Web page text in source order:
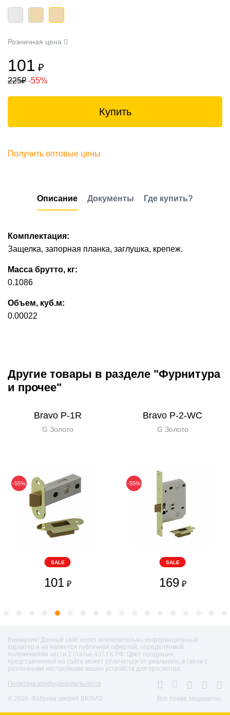
Розничная цена
101 ₽
225₽ -55%
Купить
Получить оптовые цены
Описание Документы Где купить?
Комплектация:
Защелка, запорная планка, заглушка, крепеж.
Масса брутто, кг:
0.1086
Объем, куб.м:
0.00022
Другие товары в разделе "Фурнитура
и прочее"
Bravo P-1R
G Золото
-55%
SALE
101 ₽
Bravo P-2-WC
G Золото
-55%
SALE
169 ₽
Внимание! Данный сайт носит исключительно информационный
характер и не является публичной офертой, определяемой
положениями части 2 статьи 437 ГК РФ. Цвет продукции,
представленной на сайте может отличаться от реального, в связи с
различными настройками ваших устройств для просмотра.
Политика конфиденциальности
© 2026. Фабрика дверей BRAVO Все права защищены.